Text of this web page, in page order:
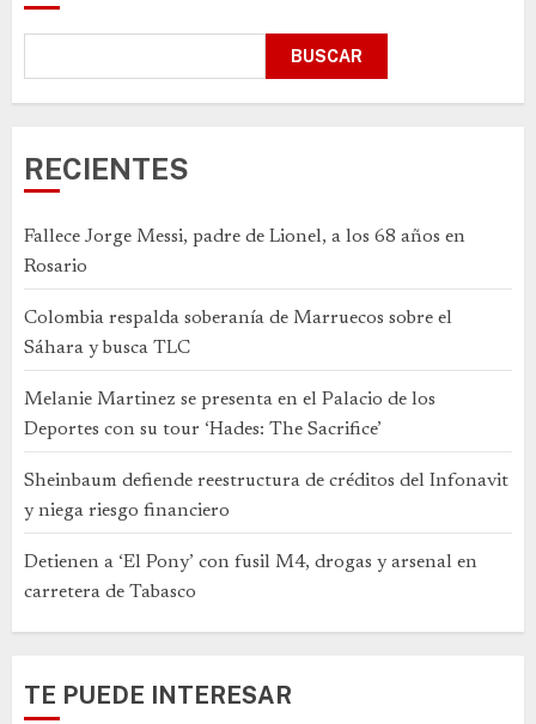
BUSCAR
RECIENTES
Fallece Jorge Messi, padre de Lionel, a los 68 años en
Rosario
Colombia respalda soberanía de Marruecos sobre el
Sáhara y busca TLC
Melanie Martinez se presenta en el Palacio de los
Deportes con su tour ‘Hades: The Sacrifice’
Sheinbaum defiende reestructura de créditos del Infonavit
y niega riesgo financiero
Detienen a ‘El Pony’ con fusil M4, drogas y arsenal en
carretera de Tabasco
TE PUEDE INTERESAR